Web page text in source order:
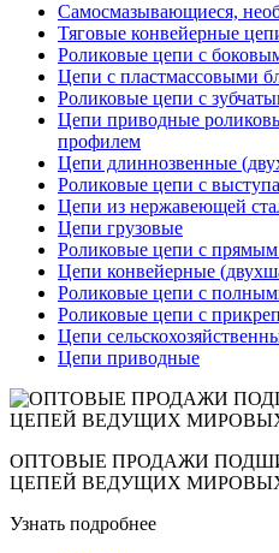
Самосмазывающиеся,
Тяговые конвейерные
Роликовые цепи с
Цепи с пластмассовыми
Роликовые цепи с
Цепи приводные
профилем
Цепи длиннозвенные
Роликовые цепи с
Цепи из нержавеющей
Цепи грузовые
Роликовые цепи с
Цепи конвейерные
Роликовые цепи с
Роликовые цепи с
Цепи
Цепи приводные
ОПТОВЫЕ ПРОДАЖИ
ЦЕПЕЙ ВЕДУЩИХ
Узнать подробнее